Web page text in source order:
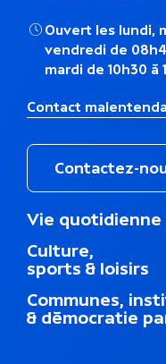
Ouvert les lundi,
vendredi de
mardi de 10h30 à
Contact
Contactez-
M
n
u
d
u
p
Vie quotidienne
Culture,
sports & loisirs
Communes,
& démocratie